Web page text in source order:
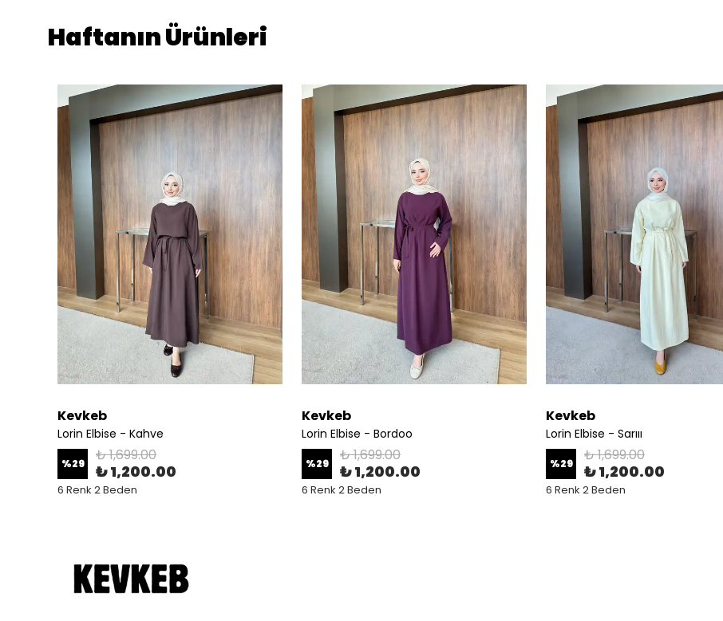
Haftanın Ürünleri
Kevkeb
Lorin Elbise - Kahve
%29 ₺ 1,699.00
₺ 1,200.00
6 Renk 2 Beden
Kevkeb
Lorin Elbise - Bordoo
%29 ₺ 1,699.00
₺ 1,200.00
6 Renk 2 Beden
Kevkeb
Lorin Elbise - Sarııı
%29 ₺ 1,699.00
₺ 1,200.00
6 Renk 2 Beden